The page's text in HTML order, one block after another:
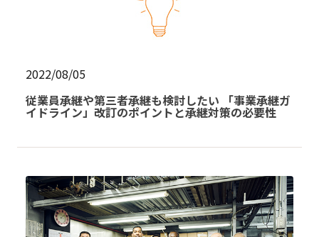
2022/08/05
従業員承継や第三者承継も検討したい 「事業承継ガ
イドライン」改訂のポイントと承継対策の必要性